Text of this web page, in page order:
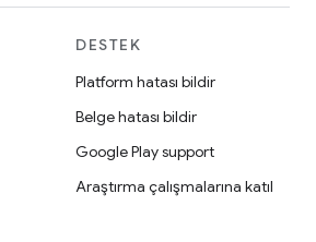
DESTEK
Platform hatası bildir
Belge hatası bildir
Google Play support
Araştırma çalışmalarına katıl